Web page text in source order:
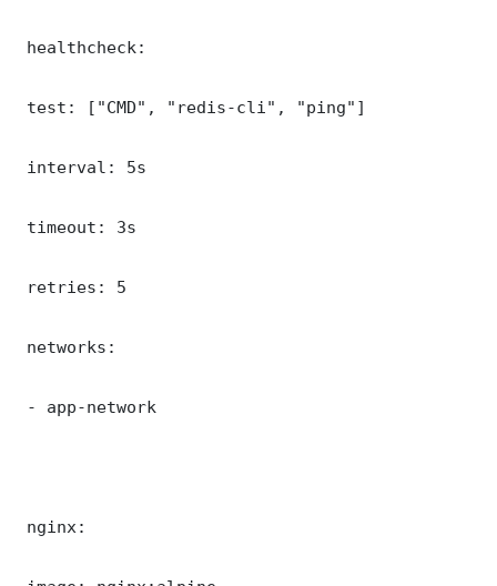
healthcheck:
test: ["CMD", "redis-cli", "ping"]
interval: 5s
timeout: 3s
retries: 5
networks:
- app-network
nginx: